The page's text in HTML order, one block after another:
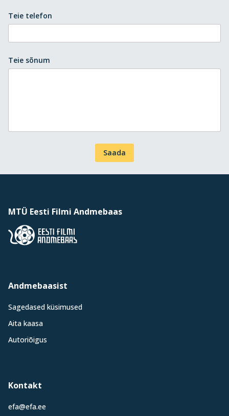
Teie telefon
Teie sõnum
Saada
MTÜ Eesti Filmi Andmebaas
Andmebaasist
Sagedased küsimused
Aita kaasa
Autoriõigus
Kontakt
efa@efa.ee